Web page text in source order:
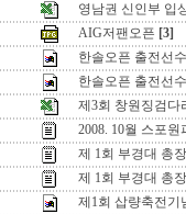
영남권 신인부 입
AIG저팬오픈 [3]
한솔오픈 출전선
한솔오픈 출전선
제3회 창원징검다
2008. 10월 스포
제 1회 부경대 총
제 1회 부경대 총
제1회 삽량축전기